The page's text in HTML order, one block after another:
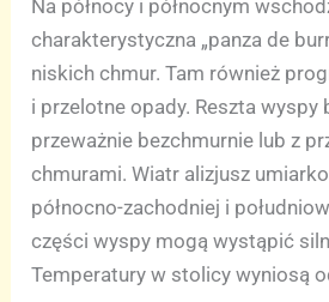
Na północy i północnym
charakterystyczna „panza de
niskich chmur. Tam również
i przelotne opady. Reszta wyspy
przeważnie bezchmurnie lub z
chmurami. Wiatr alizjusz
północno-zachodniej i
części wyspy mogą wystąpić
Temperatury w stolicy wyniosą